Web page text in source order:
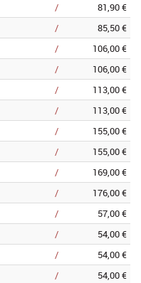
/
81,90 €
/
85,50 €
/
106,00 €
/
106,00 €
/
113,00 €
/
113,00 €
/
155,00 €
/
155,00 €
/
169,00 €
/
176,00 €
/
57,00 €
/
54,00 €
/
54,00 €
/
54,00 €